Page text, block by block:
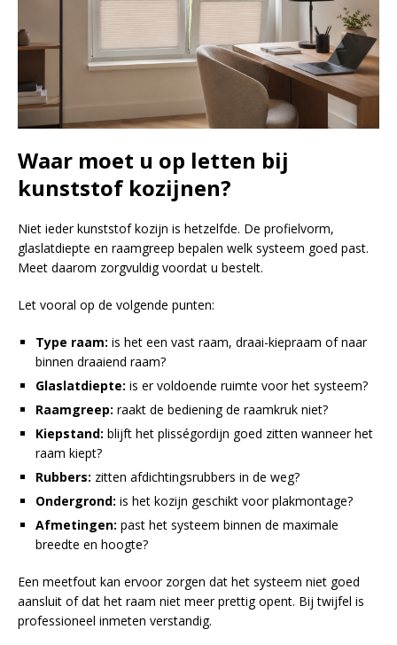
Waar moet u op letten bij
kunststof kozijnen?
Niet ieder kunststof kozijn is hetzelfde. De profielvorm,
glaslatdiepte en raamgreep bepalen welk systeem goed past.
Meet daarom zorgvuldig voordat u bestelt.
Let vooral op de volgende punten:
Type raam: is het een vast raam, draai-kiepraam of naar
binnen draaiend raam?
Glaslatdiepte: is er voldoende ruimte voor het systeem?
Raamgreep: raakt de bediening de raamkruk niet?
Kiepstand: blijft het plisségordijn goed zitten wanneer het
raam kiept?
Rubbers: zitten afdichtingsrubbers in de weg?
Ondergrond: is het kozijn geschikt voor plakmontage?
Afmetingen: past het systeem binnen de maximale
breedte en hoogte?
Een meetfout kan ervoor zorgen dat het systeem niet goed
aansluit of dat het raam niet meer prettig opent. Bij twijfel is
professioneel inmeten verstandig.